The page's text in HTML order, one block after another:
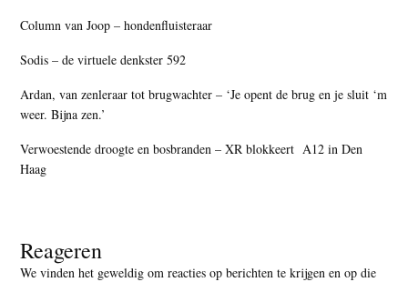
Column van Joop – hondenfluisteraar
Sodis – de virtuele denkster 592
Ardan, van zenleraar tot brugwachter – ‘Je opent de brug en je sluit ‘m
weer. Bijna zen.’
Verwoestende droogte en bosbranden – XR blokkeert A12 in Den
Haag
Reageren
We vinden het geweldig om reacties op berichten te krijgen en op die